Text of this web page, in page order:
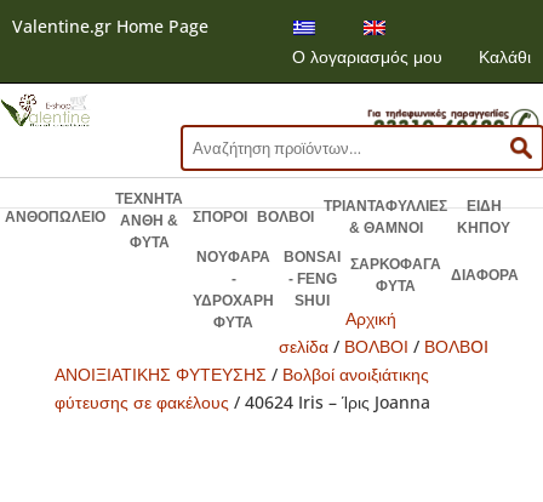
Valentine.gr Home Page
Ο λογαριασμός μου
Καλάθι
Αναζήτηση
για:
ΑΝΘΟΠΩΛΕΙΟ
ΤΕΧΝΗΤΑ
ΑΝΘΗ &
ΦΥΤΑ
ΣΠΟΡΟΙ ΒΟΛΒΟΙ
ΤΡΙΑΝΤΑΦΥΛΛΙΕΣ
& ΘΑΜΝΟΙ
ΕΙΔΗ
ΚΗΠΟΥ
ΝΟΥΦΑΡΑ
-
ΥΔΡΟΧΑΡΗ
ΦΥΤΑ
BONSAI
- FENG
SHUI
ΣΑΡΚΟΦΑΓΑ
ΦΥΤΑ
ΔΙΑΦΟΡΑ
Αρχική
σελίδα / ΒΟΛΒΟΙ / ΒΟΛΒOI
ΑΝΟΙΞΙΑΤΙΚΗΣ ΦΥΤΕΥΣΗΣ/ Βολβοί ανοιξιάτικης
φύτευσης σε φακέλους / 40624 Iris – Ίρις Joanna